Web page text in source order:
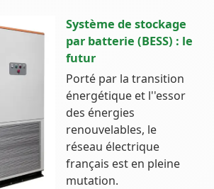
Système de stockage
par batterie (BESS) : le
futur
Porté par la transition
énergétique et l''essor
des énergies
renouvelables, le
réseau électrique
français est en pleine
mutation.